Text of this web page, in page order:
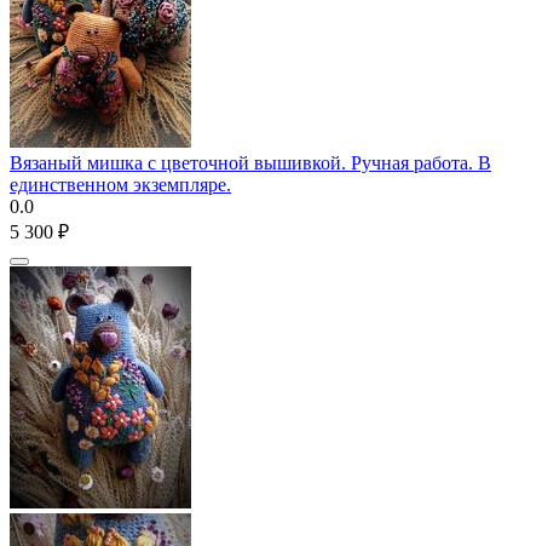
Вязаный мишка с цветочной вышивкой. Ручная работа. В
единственном экземпляре.
0.0
5 300 ₽